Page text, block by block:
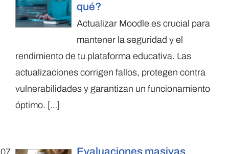
qué?
Actualizar Moodle es crucial para
mantener la seguridad y el
rendimiento de tu plataforma educativa. Las
actualizaciones corrigen fallos, protegen contra
vulnerabilidades y garantizan un funcionamiento
óptimo. […]
Evaluaciones masivas